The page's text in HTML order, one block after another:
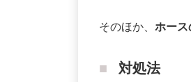
そのほか、 ホース
対処法